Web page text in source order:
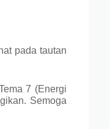
pada tautan
7 (Energi
Semoga